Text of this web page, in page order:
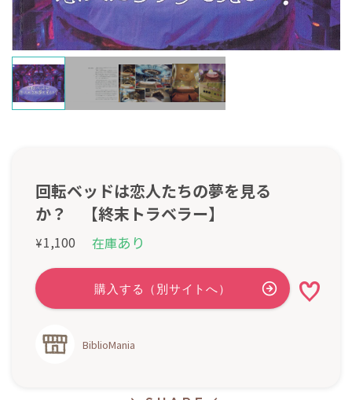
回転ベッドは恋人たちの夢を見る
か？ 【終末トラベラー】
¥1,100 在庫あり
BiblioMania